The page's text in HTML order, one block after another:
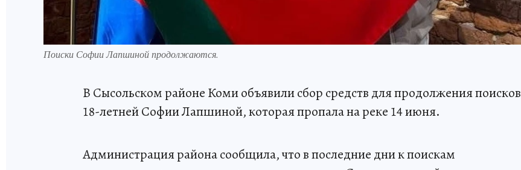
Поиски Софии Лапшиной продолжаются.
В Сысольском районе Коми объявили сбор средств для продолжения поисков
18-летней Софии Лапшиной, которая пропала на реке 14 июня.
Администрация района сообщила, что в последние дни к поискам